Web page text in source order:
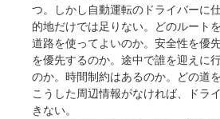
つ。しかし自動運転のドライバーに
的地だけでは足りない。どのルート
道路を使ってよいのか。安全性を優
を優先するのか。途中で誰を迎えに
のか。時間制約はあるのか。どの道
こうした周辺情報がなければ、ドラ
きない。